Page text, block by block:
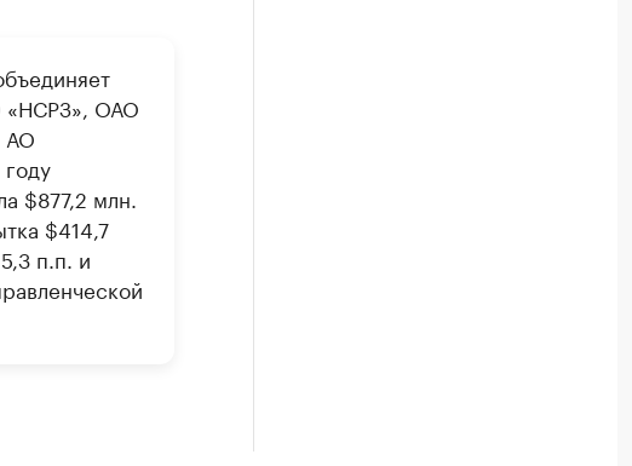
ОАО
АО
$877,2 млн.
$414,7
п.п. и